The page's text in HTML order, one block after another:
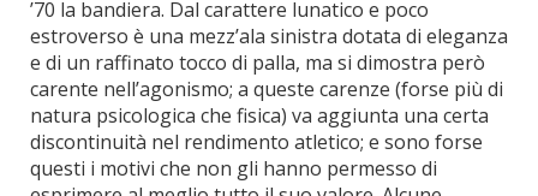
’70 la bandiera. Dal carattere lunatico e poco
estroverso è una mezz’ala sinistra dotata di eleganza
e di un raffinato tocco di palla, ma si dimostra però
carente nell’agonismo; a queste carenze (forse più di
natura psicologica che fisica) va aggiunta una certa
discontinuità nel rendimento atletico; e sono forse
questi i motivi che non gli hanno permesso di